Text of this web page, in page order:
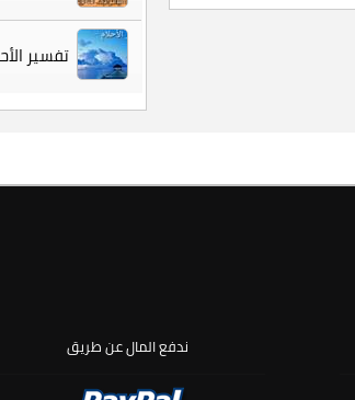
تفسير
ندفع المال عن طريق